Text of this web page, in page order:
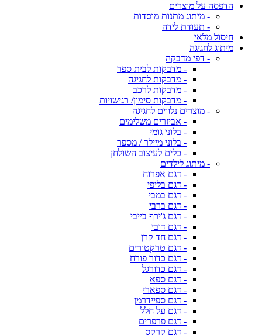
הדפסה על מוצרים
- מיתוג מתנות מוסדות
- תעודת לידה
חיסול מלאי
מיתוג לחגיגה
- דפי מדבקה
- מדבקות לבית ספר
- מדבקות לחגיגה
- מדבקות לרכב
- מדבקות סימון/ רגישויות
- מוצרים נלווים לחגיגה
- אביזרים משלימים
- בלוני גומי
- בלוני מיילר / מספר
- כלים לעיצוב השולחן
- מיתוג לילדים
- דגם אפרוח
- דגם בליפי
- דגם במבי
- דגם ברבי
- דגם ג'ירף בייבי
- דגם דובי
- דגם חד קרן
- דגם טרקטורים
- דגם כדור פורח
- דגם כדורגל
- דגם ספא
- דגם ספארי
- דגם ספיידרמן
- דגם על חלל
- דגם פרפרים
- דגם קרקס